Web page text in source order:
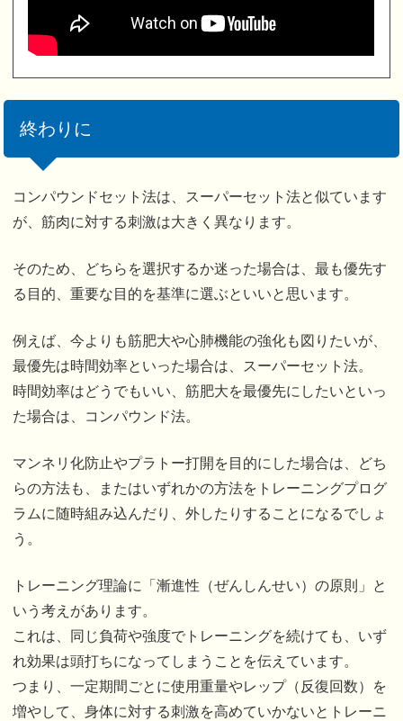
終わりに
コンパウンドセット法は、スーパーセット法と似ています
が、筋肉に対する刺激は大きく異なります。
そのため、どちらを選択するか迷った場合は、最も優先す
る目的、重要な目的を基準に選ぶといいと思います。
例えば、今よりも筋肥大や心肺機能の強化も図りたいが、
最優先は時間効率といった場合は、スーパーセット法。
時間効率はどうでもいい、筋肥大を最優先にしたいといっ
た場合は、コンパウンド法。
マンネリ化防止やプラトー打開を目的にした場合は、どち
らの方法も、またはいずれかの方法をトレーニングプログ
ラムに随時組み込んだり、外したりすることになるでしょ
う。
トレーニング理論に「漸進性（ぜんしんせい）の原則」と
いう考えがあります。
これは、同じ負荷や強度でトレーニングを続けても、いず
れ効果は頭打ちになってしまうことを伝えています。
つまり、一定期間ごとに使用重量やレップ（反復回数）を
増やして、身体に対する刺激を高めていかないとトレーニ